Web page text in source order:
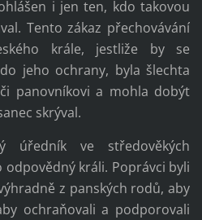
i jen ten, kdo takovou
Tento zákaz přechovávání
krále, jestliže by se
jeho ochrany, byla šlechta
panovníkovi a mohla dobýt
skrýval.
ve středověkých
odpovědný králi. Poprávci byli
z panských rodů, aby
ochraňovali a podporovali